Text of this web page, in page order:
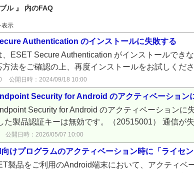
ブル 』 内のFAQ
表示
Authentication のインストールに失敗する
、ESET Secure Authentication がインストールでき
方法をご確認の上、再度インストールをお試しくだ
公開日時：2024/09/18 10:00
Security for Android のアクティベーション
Security for Android のアクティベーション
た製品認証キーは無効です。（20515001） 通信が
公開日時：2026/05/07 10:00
けプログラムのアクティベーション時に「ライセ
製品をご利用のAndroid端末において、アクティベ